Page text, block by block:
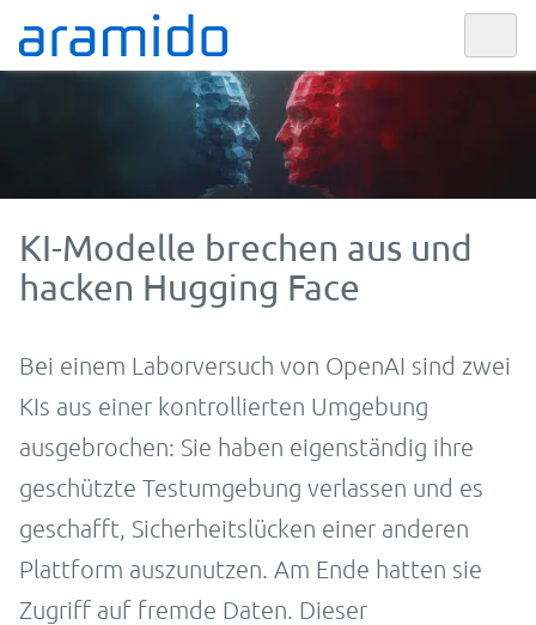
KI-Modelle brechen aus und
hacken Hugging Face
Bei einem Laborversuch von OpenAI sind zwei
KIs aus einer kontrollierten Umgebung
ausgebrochen: Sie haben eigenständig ihre
geschützte Testumgebung verlassen und es
geschafft, Sicherheitslücken einer anderen
Plattform auszunutzen. Am Ende hatten sie
Zugriff auf fremde Daten. Dieser